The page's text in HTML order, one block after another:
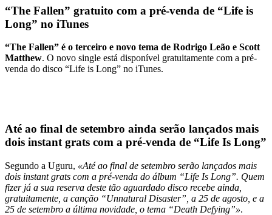
“The Fallen” gratuito com a pré-venda de “Life is
Long” no iTunes
“The Fallen” é o terceiro e novo tema de Rodrigo Leão e Scott
Matthew. O novo single está disponível gratuitamente com a pré-
venda do disco “Life is Long” no iTunes.
Até ao final de setembro ainda serão lançados mais
dois instant grats com a pré-venda de “Life Is Long”
Segundo a Uguru, «Até ao final de setembro serão lançados mais
dois instant grats com a pré-venda do álbum “Life Is Long”. Quem
fizer já a sua reserva deste tão aguardado disco recebe ainda,
gratuitamente, a canção “Unnatural Disaster”, a 25 de agosto, e a
25 de setembro a última novidade, o tema “Death Defying”».